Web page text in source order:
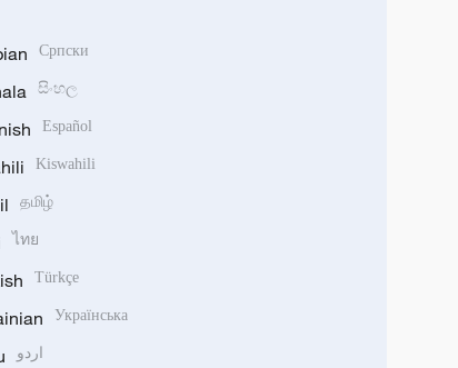
Српски
සිංහල
Español
Kiswahili
தமிழ்
ไทย
Türkçe
Українська
اردو